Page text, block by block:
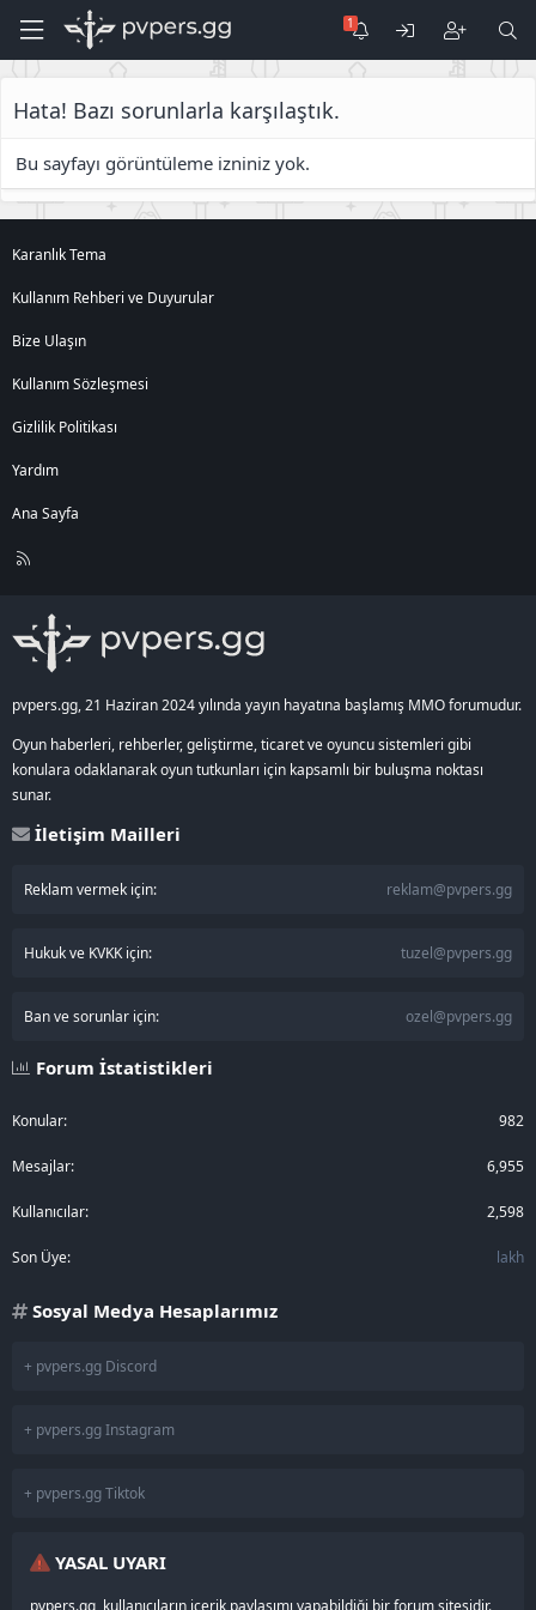
Hata! Bazı sorunlarla karşılaştık.
Bu sayfayı görüntüleme izniniz yok.
Karanlık Tema
Kullanım Rehberi ve Duyurular
Bize Ulaşın
Kullanım Sözleşmesi
Gizlilik Politikası
Yardım
Ana Sayfa
R
pvpers.gg, 21 Haziran 2024 yılında yayın hayatına başlamış MMO forumudur.
Oyun haberleri, rehberler, geliştirme, ticaret ve oyuncu sistemleri gibi
konulara odaklanarak oyun tutkunları için kapsamlı bir buluşma noktası
sunar.
İletişim Mailleri
Reklam vermek için: reklam@pvpers.gg
Hukuk ve KVKK için: tuzel@pvpers.gg
Ban ve sorunlar için: ozel@pvpers.gg
Forum İstatistikleri
Konular 982
Mesajlar 6,955
Kullanıcılar 2,598
Son Üye lakh
Sosyal Medya Hesaplarımız
+ pvpers.gg Discord
+ pvpers.gg Instagram
+ pvpers.gg Tiktok
YASAL UYARI
pvpers.gg, kullanıcıların içerik paylaşımı yapabildiği bir forum sitesidir.